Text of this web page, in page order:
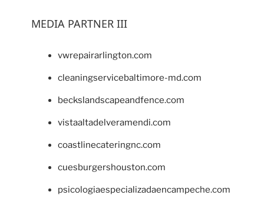
MEDIA PARTNER III
vwrepairarlington.com
cleaningservicebaltimore-md.com
beckslandscapeandfence.com
vistaaltadelveramendi.com
coastlinecateringnc.com
cuesburgershouston.com
psicologiaespecializadaencampeche.com